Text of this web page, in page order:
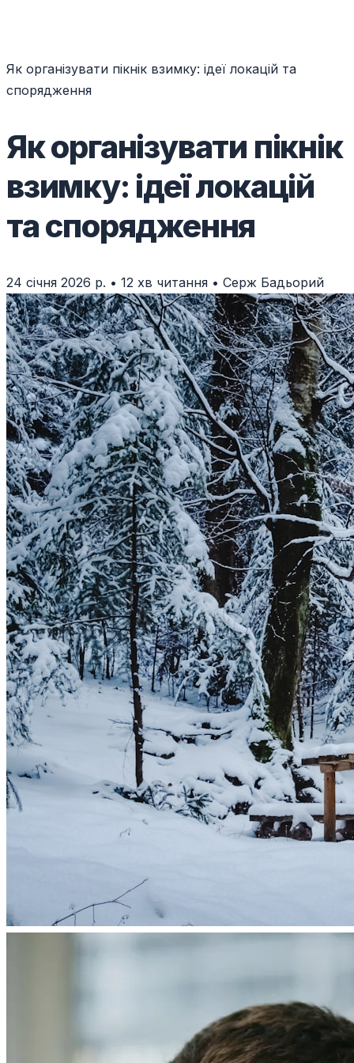
Як організувати пікнік взимку: ідеї локацій та
спорядження
Як організувати пікнік
взимку: ідеї локацій
та спорядження
24 січня 2026 р. • 12 хв читання • Серж Бадьорий